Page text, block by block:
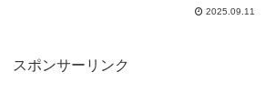
は、久しぶりの体験者の方がいらっしゃ
2025.09.11
スポンサーリンク